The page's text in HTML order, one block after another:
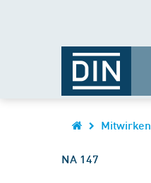
Mitwirken
NA 147